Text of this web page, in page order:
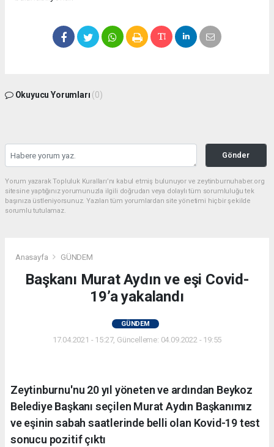
Okuyucu Yorumları (0)
Gönder
Yorum yazarak Topluluk Kuralları’nı kabul etmiş bulunuyor ve zeytinburnuhaber.org
sitesine yaptığınız yorumunuzla ilgili doğrudan veya dolaylı tüm sorumluluğu tek
başınıza üstleniyorsunuz. Yazılan tüm yorumlardan site yönetimi hiçbir şekilde
sorumlu tutulamaz.
Anasayfa GÜNDEM
Başkanı Murat Aydın ve eşi Covid-
19’a yakalandı
GÜNDEM
17.04.2021 - 15:27, Güncelleme: 04.09.2022 - 19:55
Zeytinburnu'nu 20 yıl yöneten ve ardından Beykoz
Belediye Başkanı seçilen Murat Aydın Başkanımız
ve eşinin sabah saatlerinde belli olan Kovid-19 test
sonucu pozitif çıktı